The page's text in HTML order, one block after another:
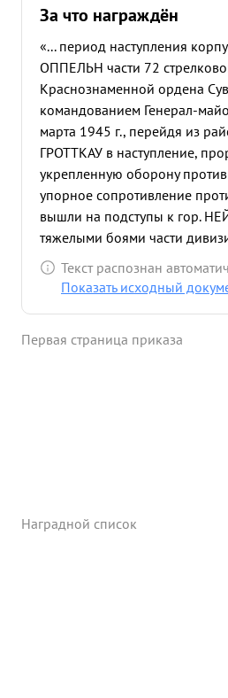
За что награждён
«... период наступления
ОППЕЛЬН части 72
Краснознаменной ордена
командованием Генерал-
марта 1945 г., перейдя из
ГРОТТКАУ в наступление,
укрепленную оборону
упорное сопротивление
вышли на подступы к гор.
тяжелыми боями части
десяти крупных населенных
большое количество живой
противником гор. НЕЙССЕ и к
выполнению поставленной
Текст распознан
Показать исходный
Первая страница приказа
Наградной список